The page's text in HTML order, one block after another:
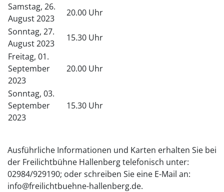
Samstag, 26.
August 2023
20.00 Uhr
Sonntag, 27.
August 2023
15.30 Uhr
Freitag, 01.
September
2023
20.00 Uhr
Sonntag, 03.
September
2023
15.30 Uhr
Ausführliche Informationen und Karten erhalten Sie bei
der Freilichtbühne Hallenberg telefonisch unter:
02984/929190; oder schreiben Sie eine E-Mail an:
info@freilichtbuehne-hallenberg.de.